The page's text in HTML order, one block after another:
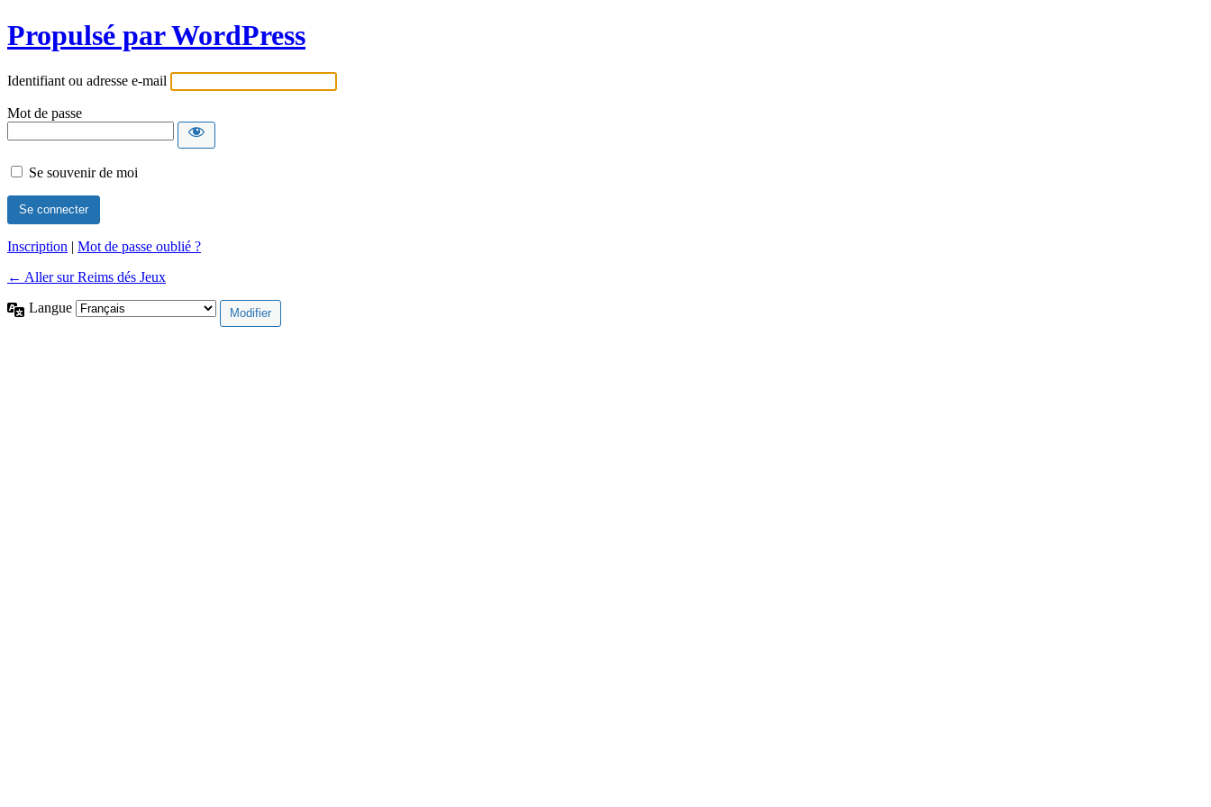
Propulsé par WordPress
Identifiant ou adresse e-mail
Mot de passe
Se souvenir de moi
Inscription | Mot de passe oublié ?
← Aller sur Reims dés Jeux
Langue